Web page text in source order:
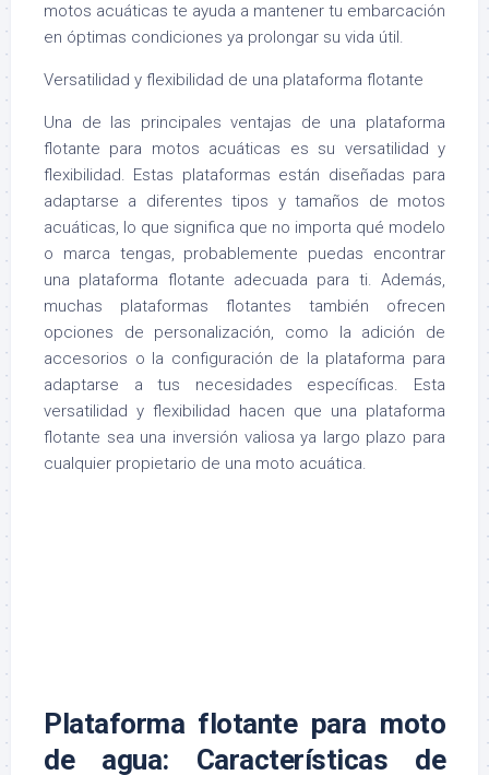
motos acuáticas te ayuda a mantener tu embarcación
en óptimas condiciones ya prolongar su vida útil.
Versatilidad y flexibilidad de una plataforma flotante
Una de las principales ventajas de una plataforma
flotante para motos acuáticas es su versatilidad y
flexibilidad. Estas plataformas están diseñadas para
adaptarse a diferentes tipos y tamaños de motos
acuáticas, lo que significa que no importa qué modelo
o marca tengas, probablemente puedas encontrar
una plataforma flotante adecuada para ti. Además,
muchas plataformas flotantes también ofrecen
opciones de personalización, como la adición de
accesorios o la configuración de la plataforma para
adaptarse a tus necesidades específicas. Esta
versatilidad y flexibilidad hacen que una plataforma
flotante sea una inversión valiosa ya largo plazo para
cualquier propietario de una moto acuática.
Plataforma flotante para moto
de agua: Características de